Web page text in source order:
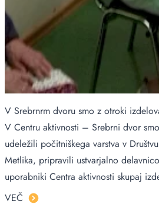
V Srebrnrm dvoru smo z otroki
V Centru aktivnosti – Srebrni dvor
udeležili počitniškega varstva v
Metlika, pripravili ustvarjalno
uporabniki Centra aktivnosti skupaj
VEČ